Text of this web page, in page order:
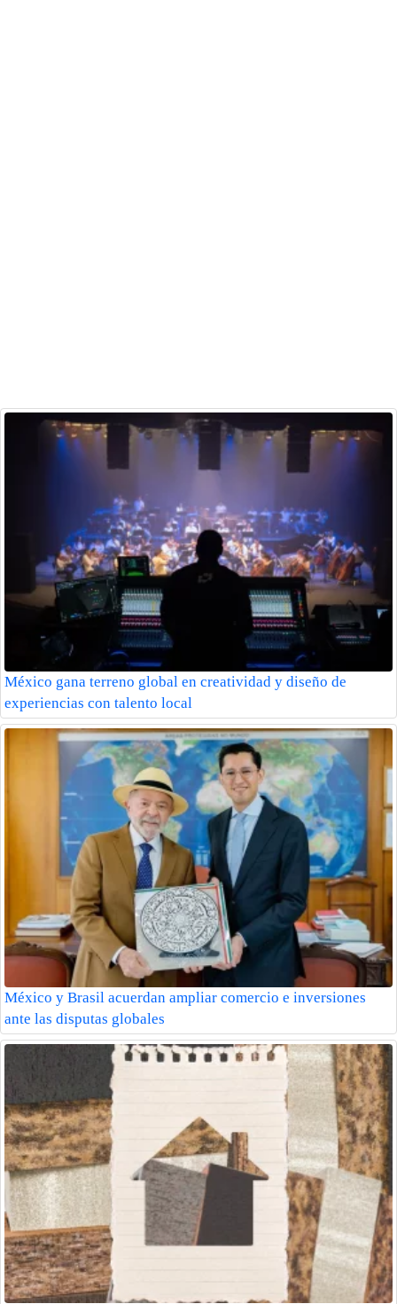
México gana terreno global en creatividad y diseño de
experiencias con talento local
México y Brasil acuerdan ampliar comercio e inversiones
ante las disputas globales